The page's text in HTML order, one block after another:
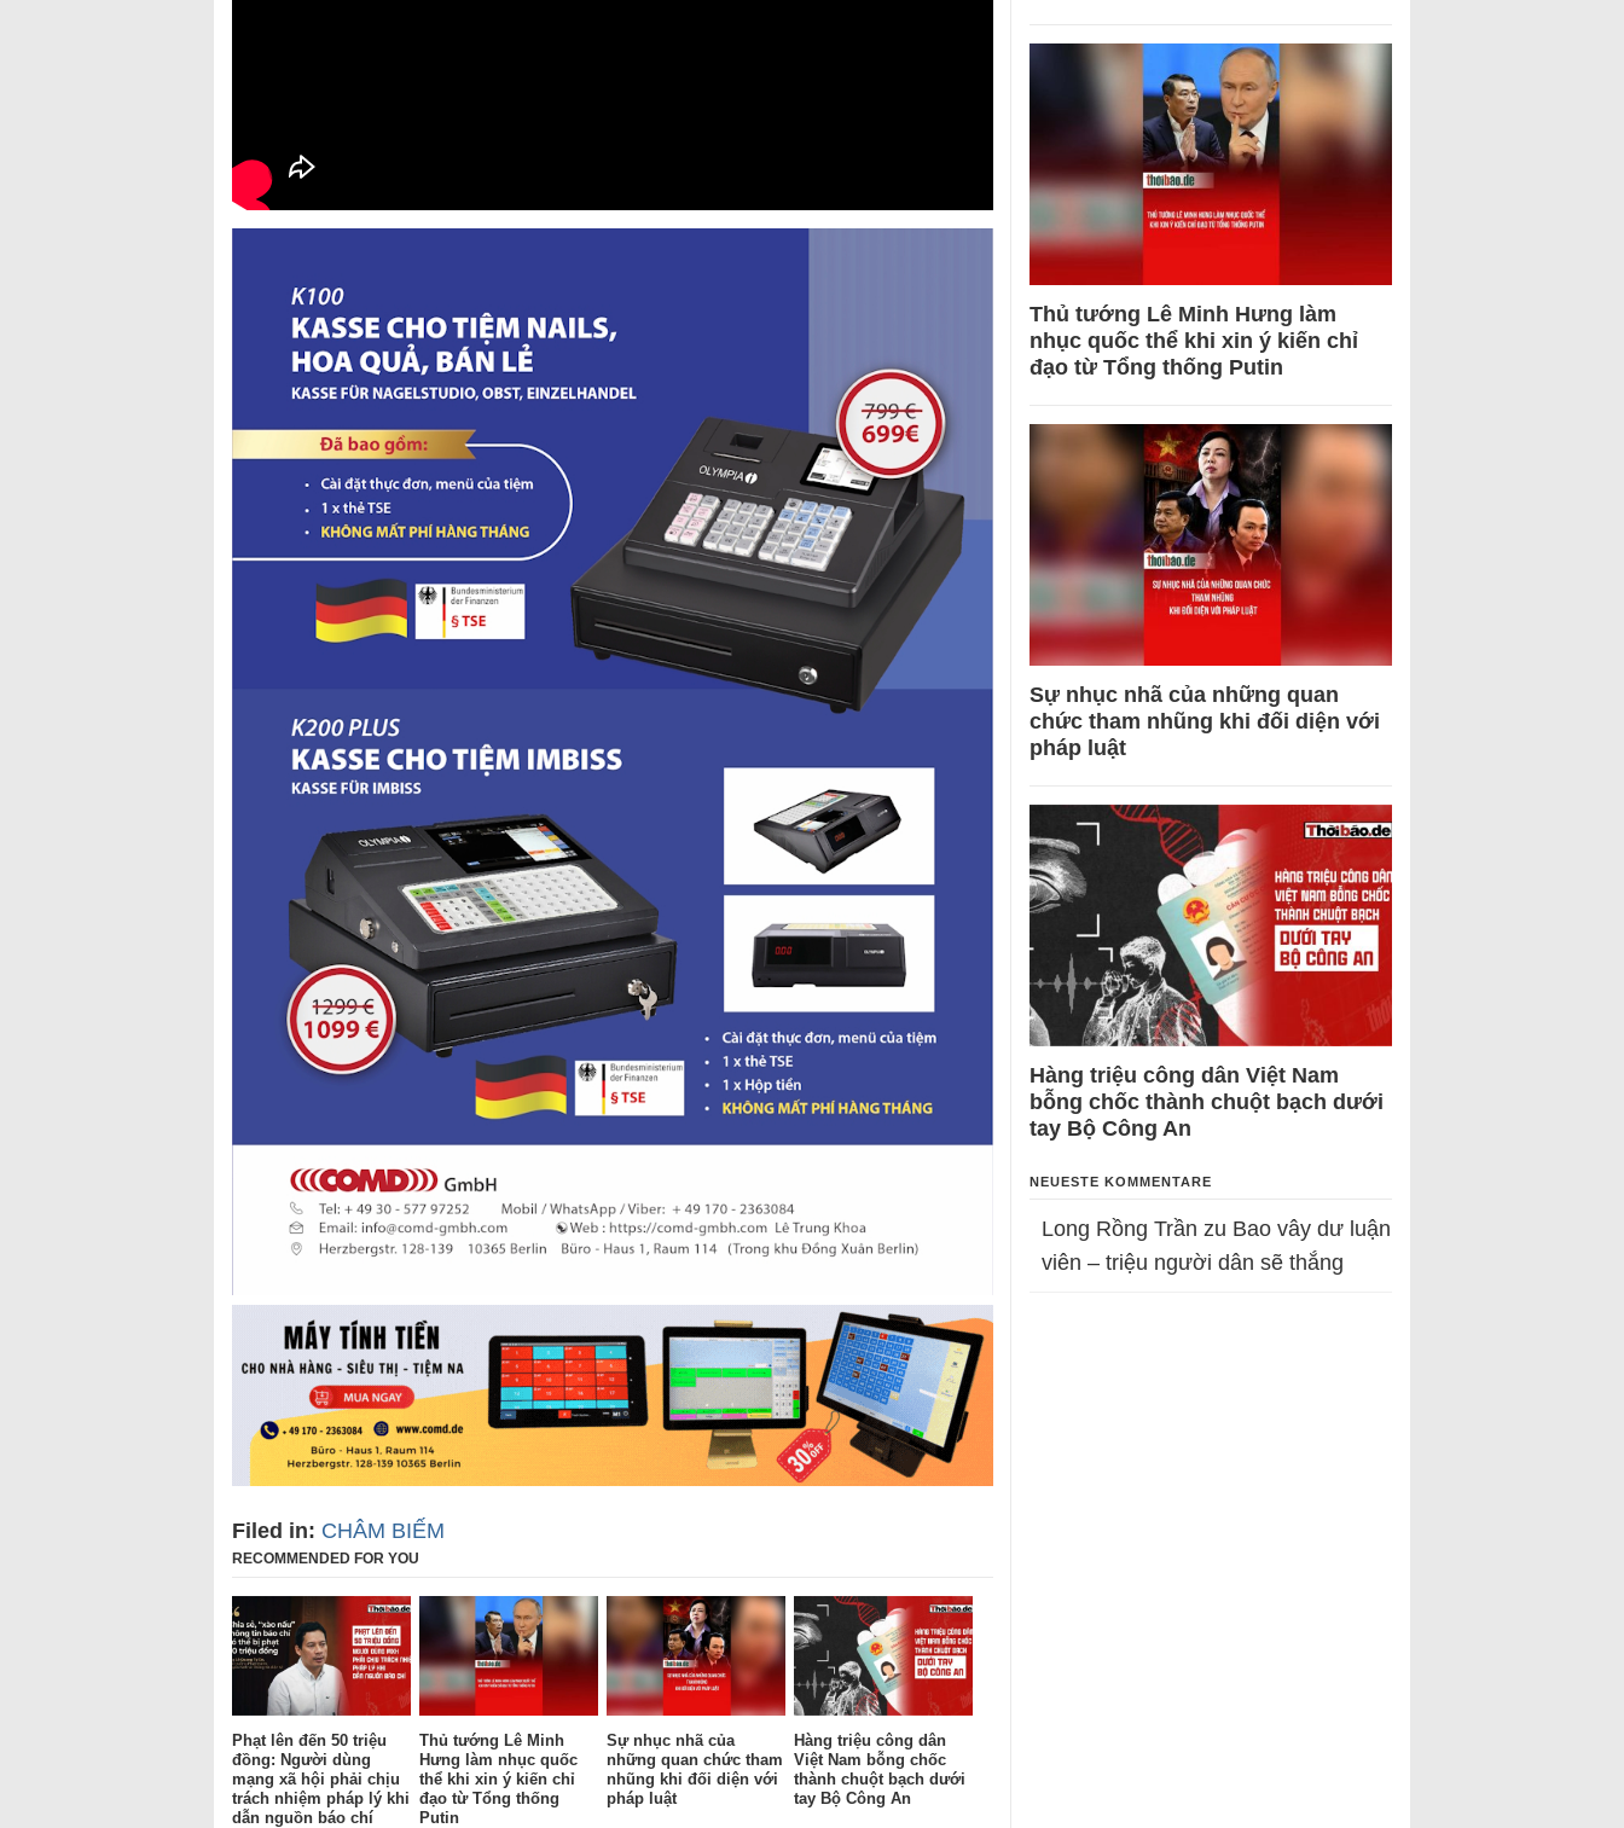
Filed in: CHÂM BIẾM
RECOMMENDED FOR YOU
Phạt lên đến 50 triệu
đồng: Người dùng
mạng xã hội phải chịu
trách nhiệm pháp lý khi
dẫn nguồn báo chí
Thủ tướng Lê Minh
Hưng làm nhục quốc
thể khi xin ý kiến chỉ
đạo từ Tổng thống
Putin
Sự nhục nhã của
những quan chức tham
nhũng khi đối diện với
pháp luật
Hàng triệu công dân
Việt Nam bỗng chốc
thành chuột bạch dưới
tay Bộ Công An
Thủ tướng Lê Minh Hưng làm
nhục quốc thể khi xin ý kiến chỉ
đạo từ Tổng thống Putin
Sự nhục nhã của những quan
chức tham nhũng khi đối diện với
pháp luật
Hàng triệu công dân Việt Nam
bỗng chốc thành chuột bạch dưới
tay Bộ Công An
NEUESTE KOMMENTARE
Long Rồng Trần zu Bao vây dư luận
viên – triệu người dân sẽ thắng